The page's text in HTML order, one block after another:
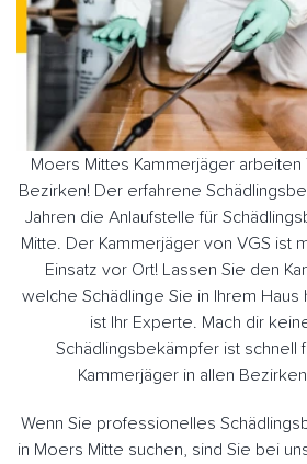
Moers Mittes Kammerjäger arbeiten
Bezirken! Der erfahrene
Jahren die Anlaufstelle für
Mitte. Der Kammerjäger von VGS ist
Einsatz vor Ort! Lassen Sie den
welche Schädlinge Sie in Ihrem
ist Ihr Experte. Mach dir
Schädlingsbekämpfer ist schnell
Kammerjäger in allen
Wenn Sie professionelles
in Moers Mitte suchen, sind Sie bei